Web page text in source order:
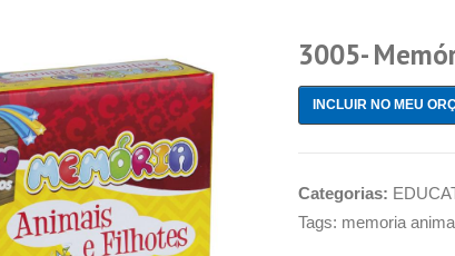
3005-
INCLUIR NO MEU
Categorias:
Tags: memoria